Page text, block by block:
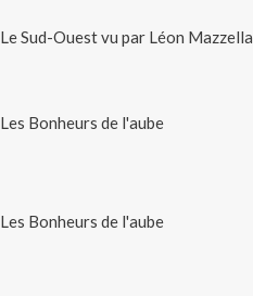
Le Sud-Ouest vu par Léon Mazzella
Les Bonheurs de l'aube
Les Bonheurs de l'aube